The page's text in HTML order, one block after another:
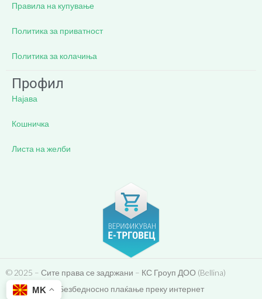
Правила на купување
Политика за приватност
Политика за колачиња
Профил
Најава
Кошничка
Листа на желби
© 2025 – Сите права се задржани – КС Гроуп ДОО (Bellina)
Безбедносно плаќање преку интернет
MK